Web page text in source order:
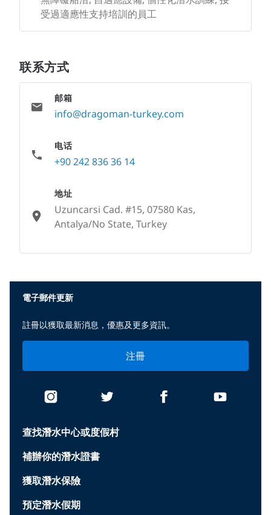
受過適應性支持培訓的員工
联系方式
邮箱
info@dragoman-turkey.com
电话
+90 242 836 36 14
地址
Uzuncarsi Cad. #15, 07580 Kas,
Antalya/No State, Turkey
查找潛水中心或度假村
補辦你的潛水證書
獲取潛水保險
預定潛水假期
電子郵件更新
註冊以獲取最新消息，優惠及更多資訊。
注冊